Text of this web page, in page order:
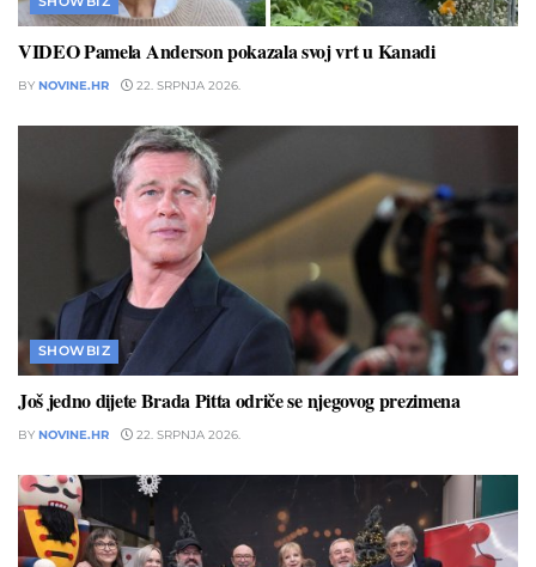
VIDEO Pamela Anderson pokazala svoj vrt u Kanadi
BY NOVINE.HR 22. SRPNJA 2026.
SHOWBIZ
Još jedno dijete Brada Pitta odriče se njegovog prezimena
BY NOVINE.HR 22. SRPNJA 2026.